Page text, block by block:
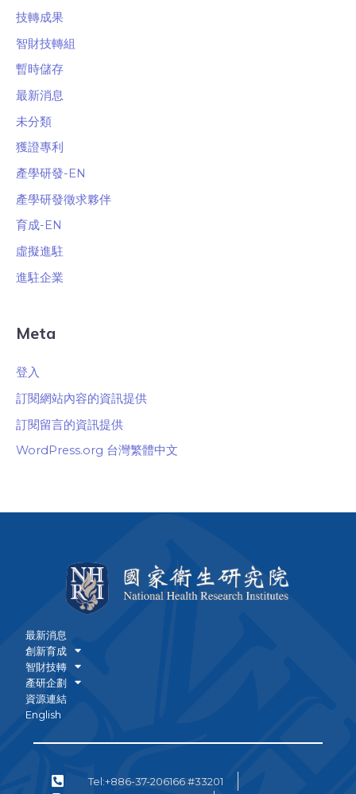
技轉成果
智財技轉組
暫時儲存
最新消息
未分類
獲證專利
產學研發-EN
產學研發徵求夥伴
育成-EN
虛擬進駐
進駐企業
Meta
登入
訂閱網站內容的資訊提供
訂閱留言的資訊提供
WordPress.org 台灣繁體中文
最新消息
創新育成
智財技轉
產研企劃
資源連結
English
Tel:+886-37-206166 #33201